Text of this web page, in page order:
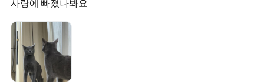
사랑에 빠졌나봐요